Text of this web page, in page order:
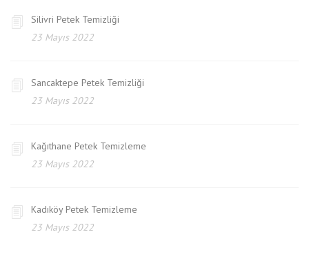
Silivri Petek Temizliği
23 Mayıs 2022
Sancaktepe Petek Temizliği
23 Mayıs 2022
Kağıthane Petek Temizleme
23 Mayıs 2022
Kadıköy Petek Temizleme
23 Mayıs 2022